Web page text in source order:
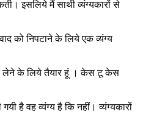
इसलिये मैं साथी व्यंग्यकारों से
को निपटाने के लिये एक व्यंग्य
लेने के लिये तैयार हूं । केस टू केस
है वह व्यंग्य है कि नहीं। व्यंग्यकारों